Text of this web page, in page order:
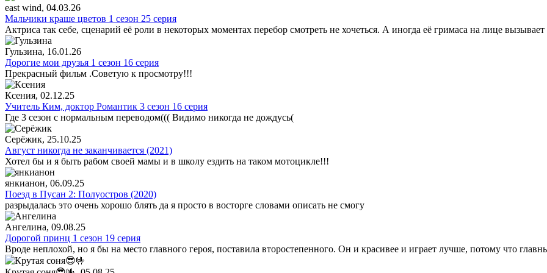
east wind, 04.03.26
Мальчики краше цветов 1 сезон 25 серия
Актриса так себе, сценарий её роли в некоторых моментах перебор смотреть не хочеться. А иногда её гримаса на лице вызывает
Гульзина, 16.01.26
Дорогие мои друзья 1 сезон 16 серия
Прекрасный фильм .Советую к просмотру!!!
Ксения, 02.12.25
Учитель Ким, доктор Романтик 3 сезон 16 серия
Где 3 сезон с нормальным переводом((( Видимо никогда не дождусь(
Серёжик, 25.10.25
Август никогда не заканчивается (2021)
Хотел бы и я быть рабом своей мамы и в школу ездить на таком мотоцикле!!!
янкианон, 06.09.25
Поезд в Пусан 2: Полуостров (2020)
разрыдалась это очень хорошо блять да я просто в восторге словами описать не смогу
Ангелина, 09.08.25
Дорогой принц 1 сезон 19 серия
Вроде неплохой, но я бы на место главного героя, поставила второстепенного. Он и красивее и играет лучше, потому что